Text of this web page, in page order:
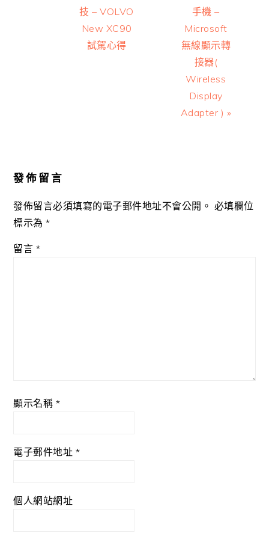
技 – VOLVO
New XC90
試駕心得
手機 –
Microsoft
無線顯示轉
接器(
Wireless
Display
Adapter ) »
發佈留言
發佈留言必須填寫的電子郵件地址不會公開。 必填欄位
標示為*
留言 *
顯示名稱 *
電子郵件地址 *
個人網站網址